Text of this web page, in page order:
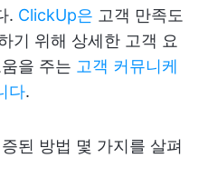
. ClickUp은 고객 만족도
기 위해 상세한 고객 요
을 주는 고객 커뮤니케
다.
된 방법 몇 가지를 살펴